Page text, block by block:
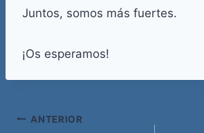
Juntos, somos más fuertes.
¡Os esperamos!
Navegación
ANTERIOR